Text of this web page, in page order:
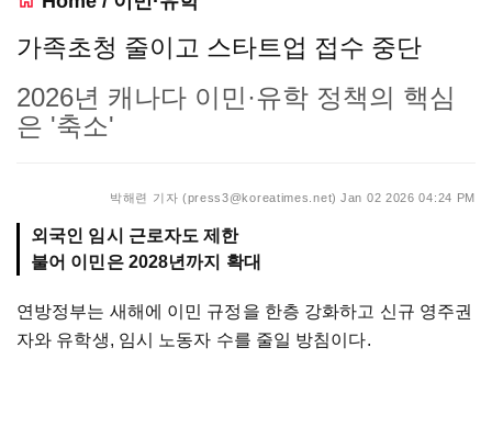
가족초청 줄이고 스타트업 접수 중단
2026년 캐나다 이민·유학 정책의 핵심
은 '축소'
박해련 기자 (press3@koreatimes.net) Jan 02 2026 04:24 PM
외국인 임시 근로자도 제한
불어 이민은 2028년까지 확대
연방정부는 새해에 이민 규정을 한층 강화하고 신규 영주권
자와 유학생, 임시 노동자 수를 줄일 방침이다.